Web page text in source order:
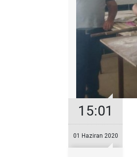
15:01
01 Haziran 2020